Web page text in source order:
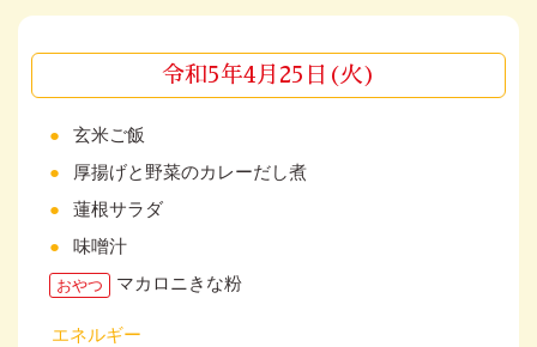
令和5年4月25日(火)
玄米ご飯
厚揚げと野菜のカレーだし煮
蓮根サラダ
味噌汁
おやつ マカロニきな粉
エネルギー